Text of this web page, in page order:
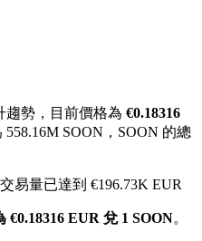
合約
趨勢，目前價格為 €0.18316
SOON，SOON 的總
易量已達到 €196.73K EUR
€0.18316 EUR 兌 1 SOON。